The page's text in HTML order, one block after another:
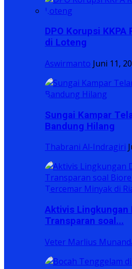
DPO Korupsi
di Loteng
Aswirmanto Juni 11,
Sungai Kampar
Bandung Hilang
Thabrani Al-Indragiri
Aktivis Lingkungan
Transparan soal...
Veter Marlius